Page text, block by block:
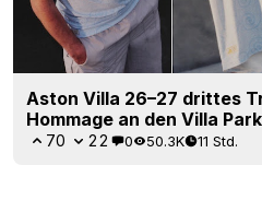
Aston Villa 26–27 drittes
Hommage an den Villa Park
70 22 0 50.3K 11 Std.